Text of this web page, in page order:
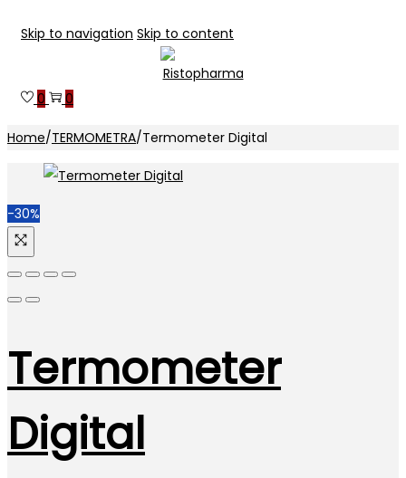
Skip to navigation Skip to content
0 0
Home/TERMOMETRA/Termometer Digital
-30%
Termometer
Digital